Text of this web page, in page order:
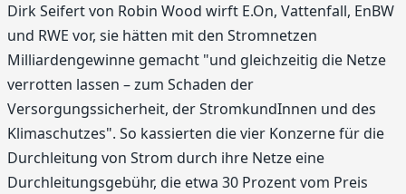
Dirk Seifert von Robin Wood wirft E.On, Vattenfall, EnBW
und RWE vor, sie hätten mit den Stromnetzen
Milliardengewinne gemacht "und gleichzeitig die Netze
verrotten lassen – zum Schaden der
Versorgungssicherheit, der StromkundInnen und des
Klimaschutzes". So kassierten die vier Konzerne für die
Durchleitung von Strom durch ihre Netze eine
Durchleitungsgebühr, die etwa 30 Prozent vom Preis